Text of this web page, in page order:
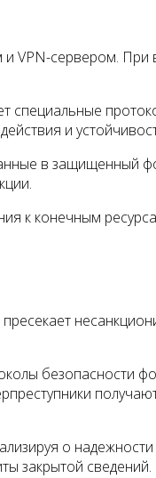
VPN-сервером. При
специальные
и
в защищенный
к конечным
безопасности
о
закрытой сведений.